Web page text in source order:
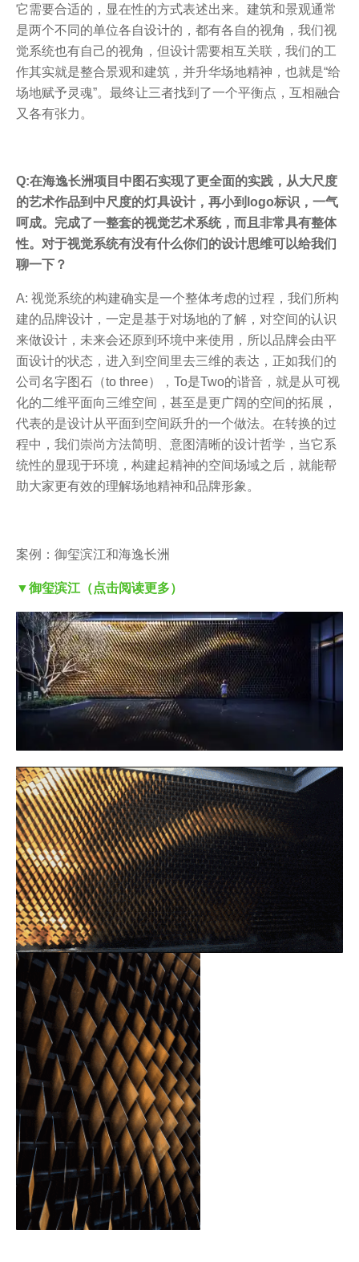
它需要合适的，显在性的方式表述出来。建筑和景观通常
是两个不同的单位各自设计的，都有各自的视角，我们视
觉系统也有自己的视角，但设计需要相互关联，我们的工
作其实就是整合景观和建筑，并升华场地精神，也就是“给
场地赋予灵魂”。最终让三者找到了一个平衡点，互相融合
又各有张力。
Q:在海逸长洲项目中图石实现了更全面的实践，从大尺度
的艺术作品到中尺度的灯具设计，再小到logo标识，一气
呵成。完成了一整套的视觉艺术系统，而且非常具有整体
性。对于视觉系统有没有什么你们的设计思维可以给我们
聊一下？
A: 视觉系统的构建确实是一个整体考虑的过程，我们所构
建的品牌设计，一定是基于对场地的了解，对空间的认识
来做设计，未来会还原到环境中来使用，所以品牌会由平
面设计的状态，进入到空间里去三维的表达，正如我们的
公司名字图石（to three），To是Two的谐音，就是从可视
化的二维平面向三维空间，甚至是更广阔的空间的拓展，
代表的是设计从平面到空间跃升的一个做法。在转换的过
程中，我们崇尚方法简明、意图清晰的设计哲学，当它系
统性的显现于环境，构建起精神的空间场域之后，就能帮
助大家更有效的理解场地精神和品牌形象。
案例：御玺滨江和海逸长洲
▼御玺滨江（点击阅读更多）